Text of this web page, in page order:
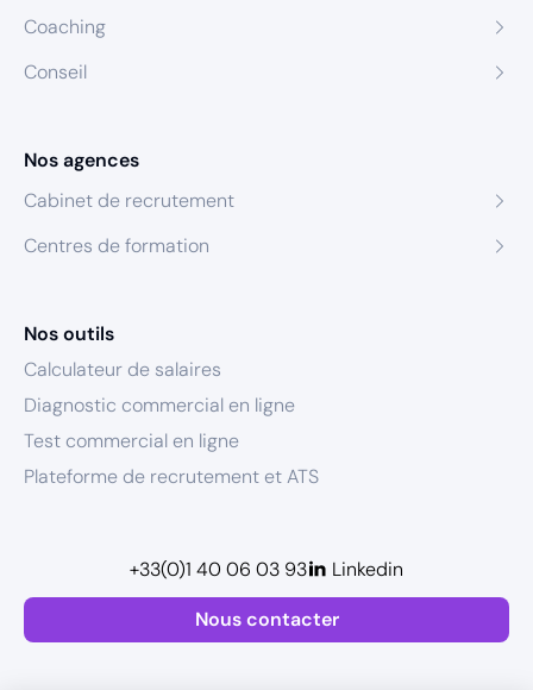
Coaching
Conseil
Nos agences
Cabinet de recrutement
Centres de formation
Nos outils
Calculateur de salaires
Diagnostic commercial en ligne
Test commercial en ligne
Plateforme de recrutement et ATS
Nous contacter
+33(0)1 40 06 03 93 Linkedin